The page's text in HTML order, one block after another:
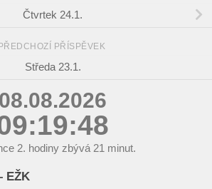
Čtvrtek 24.1.
PŘÍSPĚVEK
Středa 23.1.
08.08.2026
2. hodiny zbývá 21 minut.
EŽK